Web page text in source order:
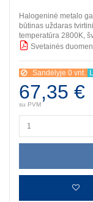
Halogeninė metalo
būtinas uždaras
temperatūra 2800K,
Svetainės
Sandėlyje 0 vnt.
67,35 €
su PVM